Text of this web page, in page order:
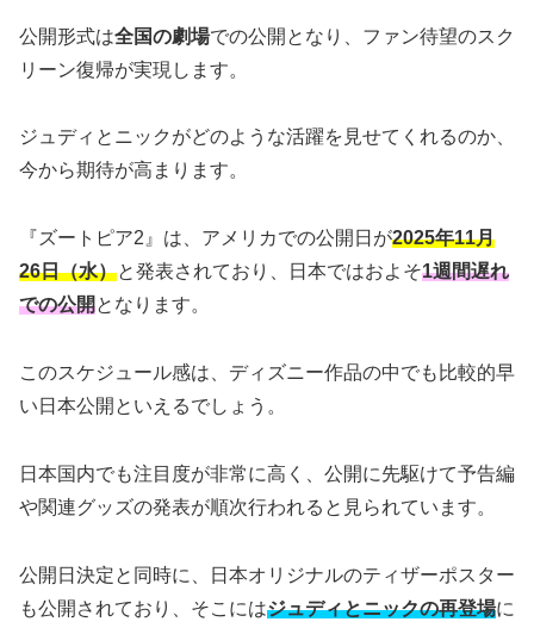
公開形式は全国の劇場での公開となり、ファン待望のスク
リーン復帰が実現します。
ジュディとニックがどのような活躍を見せてくれるのか、
今から期待が高まります。
『ズートピア2』は、アメリカでの公開日が2025年11月
26日（水）と発表されており、日本ではおよそ1週間遅れ
での公開となります。
このスケジュール感は、ディズニー作品の中でも比較的早
い日本公開といえるでしょう。
日本国内でも注目度が非常に高く、公開に先駆けて予告編
や関連グッズの発表が順次行われると見られています。
公開日決定と同時に、日本オリジナルのティザーポスター
も公開されており、そこにはジュディとニックの再登場に